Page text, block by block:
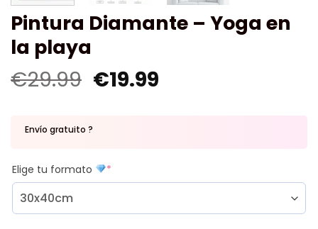
Pintura Diamante – Yoga en
la playa
€29.99 €19.99
Envío gratuito ?
Elige tu formato *